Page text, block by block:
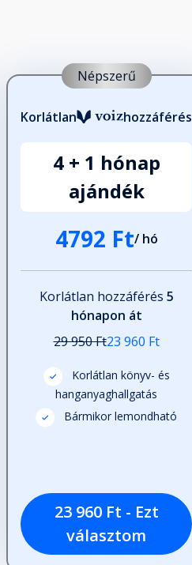
Népszerű
Korlátlan hozzáférés
4 + 1 hónap
ajándék
4792 Ft/ hó
Korlátlan hozzáférés 5
hónapon át
29 950 Ft23 960 Ft
Korlátlan könyv- és
hanganyaghallgatás
Bármikor lemondható
23 960 Ft - Ezt
választom